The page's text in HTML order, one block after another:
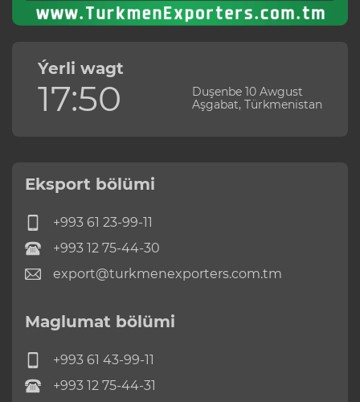
Ýerli wagt
17:50
Duşenbe 10 Awgust
Aşgabat, Türkmenistan
Eksport bölümi
+993 61 23-99-11
+993 12 75-44-30
export@turkmenexporters.com.tm
Maglumat bölümi
+993 61 43-99-11
+993 12 75-44-31